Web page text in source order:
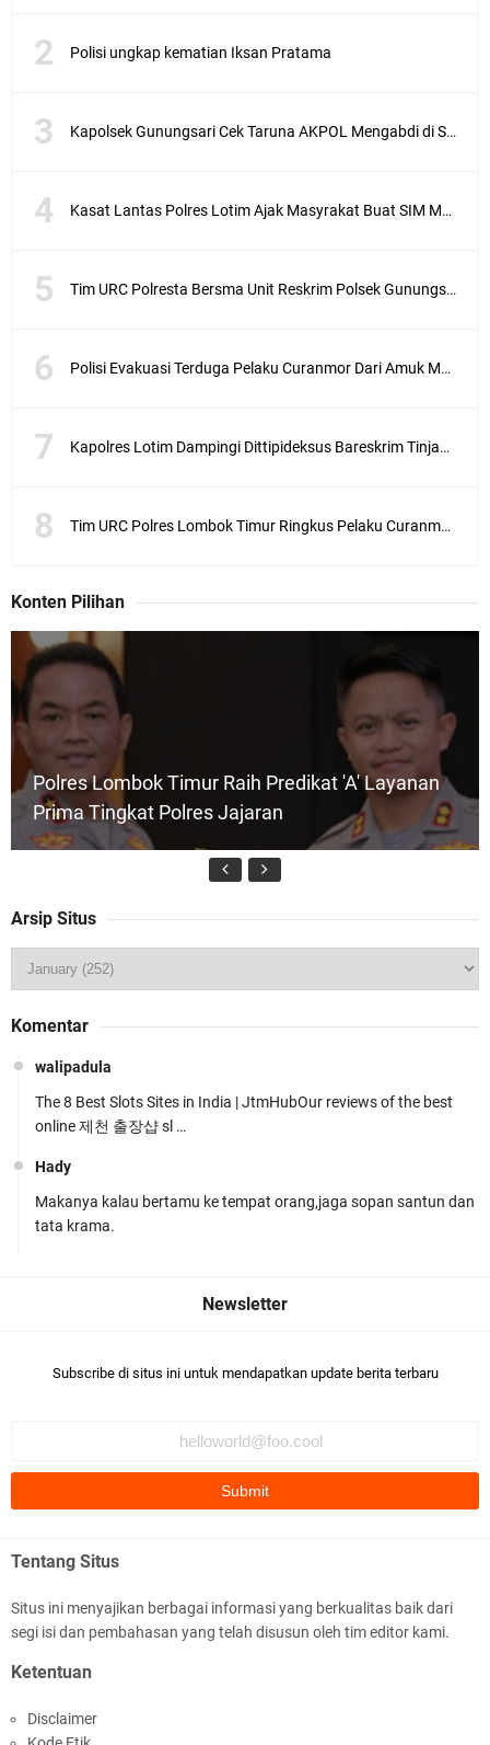
Polisi ungkap kematian Iksan Pratama
Kapolsek Gunungsari Cek Taruna AKPOL Mengabdi di SRD 4
Kasat Lantas Polres Lotim Ajak Masyrakat Buat SIM Melalui SATPAS Bukan Calo
Tim URC Polresta Bersma Unit Reskrim Polsek Gunungsari Tangkap Pelaku Curanmor
Polisi Evakuasi Terduga Pelaku Curanmor Dari Amuk Masa
Kapolres Lotim Dampingi Dittipideksus Bareskrim Tinjau Sentra Bawah Putih Sembalun
Tim URC Polres Lombok Timur Ringkus Pelaku Curanmor Bersana BB
Konten Pilihan
Polres Lombok Timur Raih Predikat 'A' Layanan
Prima Tingkat Polres Jajaran
Wilayah Lombok Tengah
Kapolsek Gunungsari Resmi Diganti ,AKP Imran
Ditlantas Polda NTB Edukasi Tertib Berlalu di
Pelajar SMPN 1 Gerung
Arsip Situs
Komentar
walipadula
The 8 Best Slots Sites in India | JtmHubOur reviews of the best
online 제천 출장샵 sl …
Hady
Makanya kalau bertamu ke tempat orang,jaga sopan santun dan
tata krama.
Subscribe di situs ini untuk mendapatkan update berita terbaru
Tentang Situs
Situs ini menyajikan berbagai informasi yang berkualitas baik dari
segi isi dan pembahasan yang telah disusun oleh tim editor kami.
Ketentuan
Disclaimer